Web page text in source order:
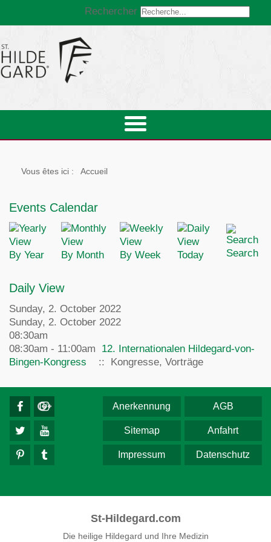
Rechercher
Vous êtes ici : Accueil
Events Calendar
By Year By Month By Week Today Search
Daily View
Sunday, 2. October 2022
Sunday, 2. October 2022
08:30am
08:30am - 11:00am 12. Internationalen Hildegard-von-
Bingen-Kongress
:: Kongresse, Vorträge
AGB
Anerkennung
Anfahrt
Sitemap
Datenschutz
Impressum
St-Hildegard.com
Die heilige Hildegard und Ihre Medizin